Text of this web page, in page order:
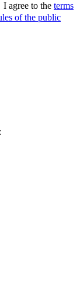
I agree to the terms
of the public